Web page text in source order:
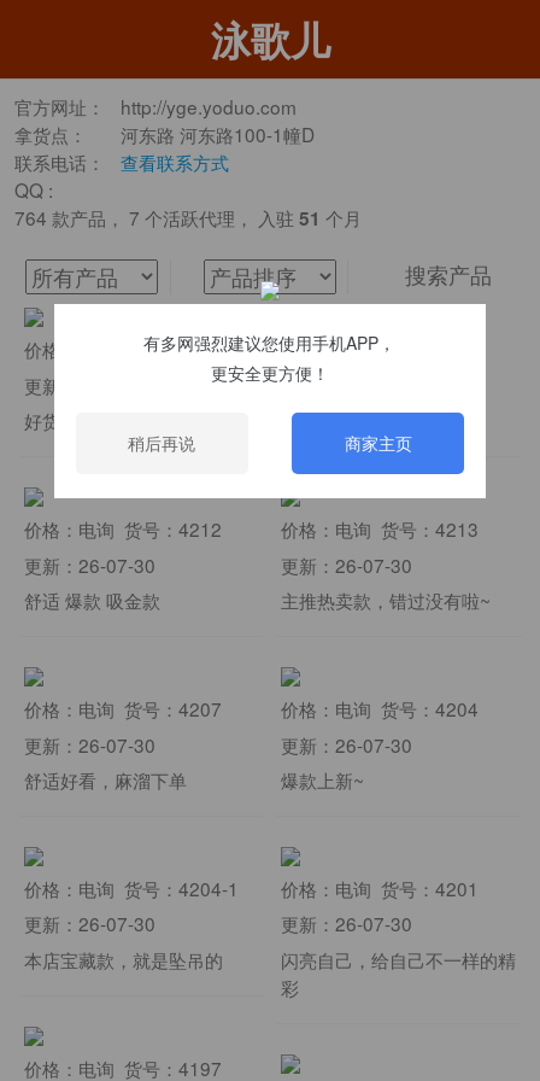
有多网强烈建议您使用手机APP，
更安全更方便！
稍后再说 商家主页
泳歌儿
官方网址：
http://yge.yoduo.com
拿货点：
河东路 河东路100-1幢D
联系电话：
查看联系方式
QQ :
764 款产品， 7 个活跃代理， 入驻 51 个月
搜索产品
价格：¥35 货号：3828
更新：26-07-30
好货优选，上架即售
价格：电询 货号：4212
更新：26-07-30
舒适 爆款 吸金款
价格：电询 货号：4207
更新：26-07-30
舒适好看，麻溜下单
价格：电询 货号：4204-1
更新：26-07-30
本店宝藏款，就是坠吊的
价格：电询 货号：4197
价格：电询 货号：4203
更新：26-07-30
秀身材 显品味
价格：电询 货号：4213
更新：26-07-30
主推热卖款，错过没有啦~
价格：电询 货号：4204
更新：26-07-30
爆款上新~
价格：电询 货号：4201
更新：26-07-30
闪亮自己，给自己不一样的精
彩